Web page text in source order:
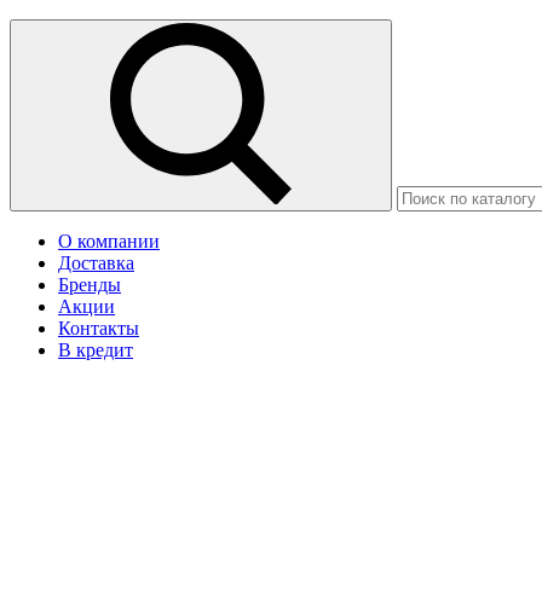
О компании
Доставка
Бренды
Акции
Контакты
В кредит